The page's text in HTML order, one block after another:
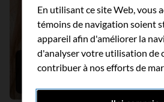
L’histoire de Chantel
En utilisant ce site Web, vous
témoins de navigation soient
appareil afin d'améliorer la
d'analyser votre utilisation de
contribuer à nos efforts de